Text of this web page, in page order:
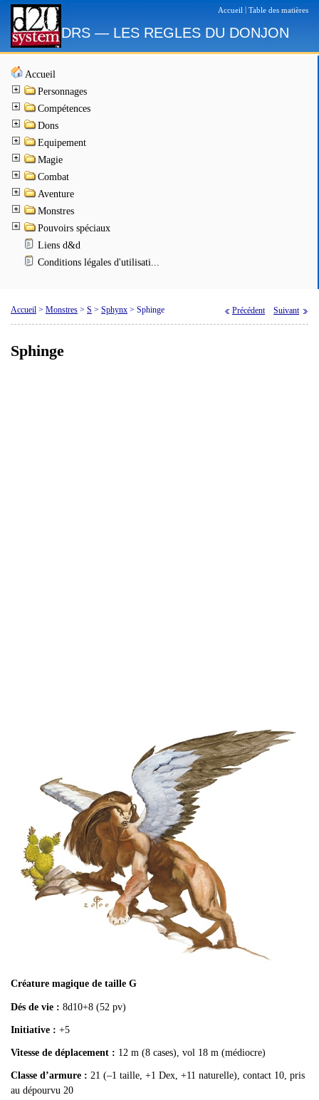
Accueil Table des matières
DRS — LES REGLES DU DONJON
Accueil
Personnages
Compétences
Dons
Equipement
Magie
Combat
Aventure
Monstres
Pouvoirs spéciaux
Liens d&d
Conditions légales d'utilisati...
Accueil > Monstres > S > Sphynx > Sphinge Précédent Suivant
Sphinge
Créature magique de taille G
Dés de vie : 8d10+8 (52 pv)
Initiative : +5
Vitesse de déplacement : 12 m (8 cases), vol 18 m (médiocre)
Classe d’armure : 21 (–1 taille, +1 Dex, +11 naturelle), contact 10, pris
au dépourvu 20